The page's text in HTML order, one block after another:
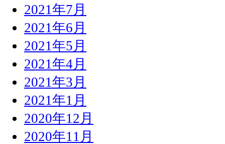
2021年7月
2021年6月
2021年5月
2021年4月
2021年3月
2021年1月
2020年12月
2020年11月